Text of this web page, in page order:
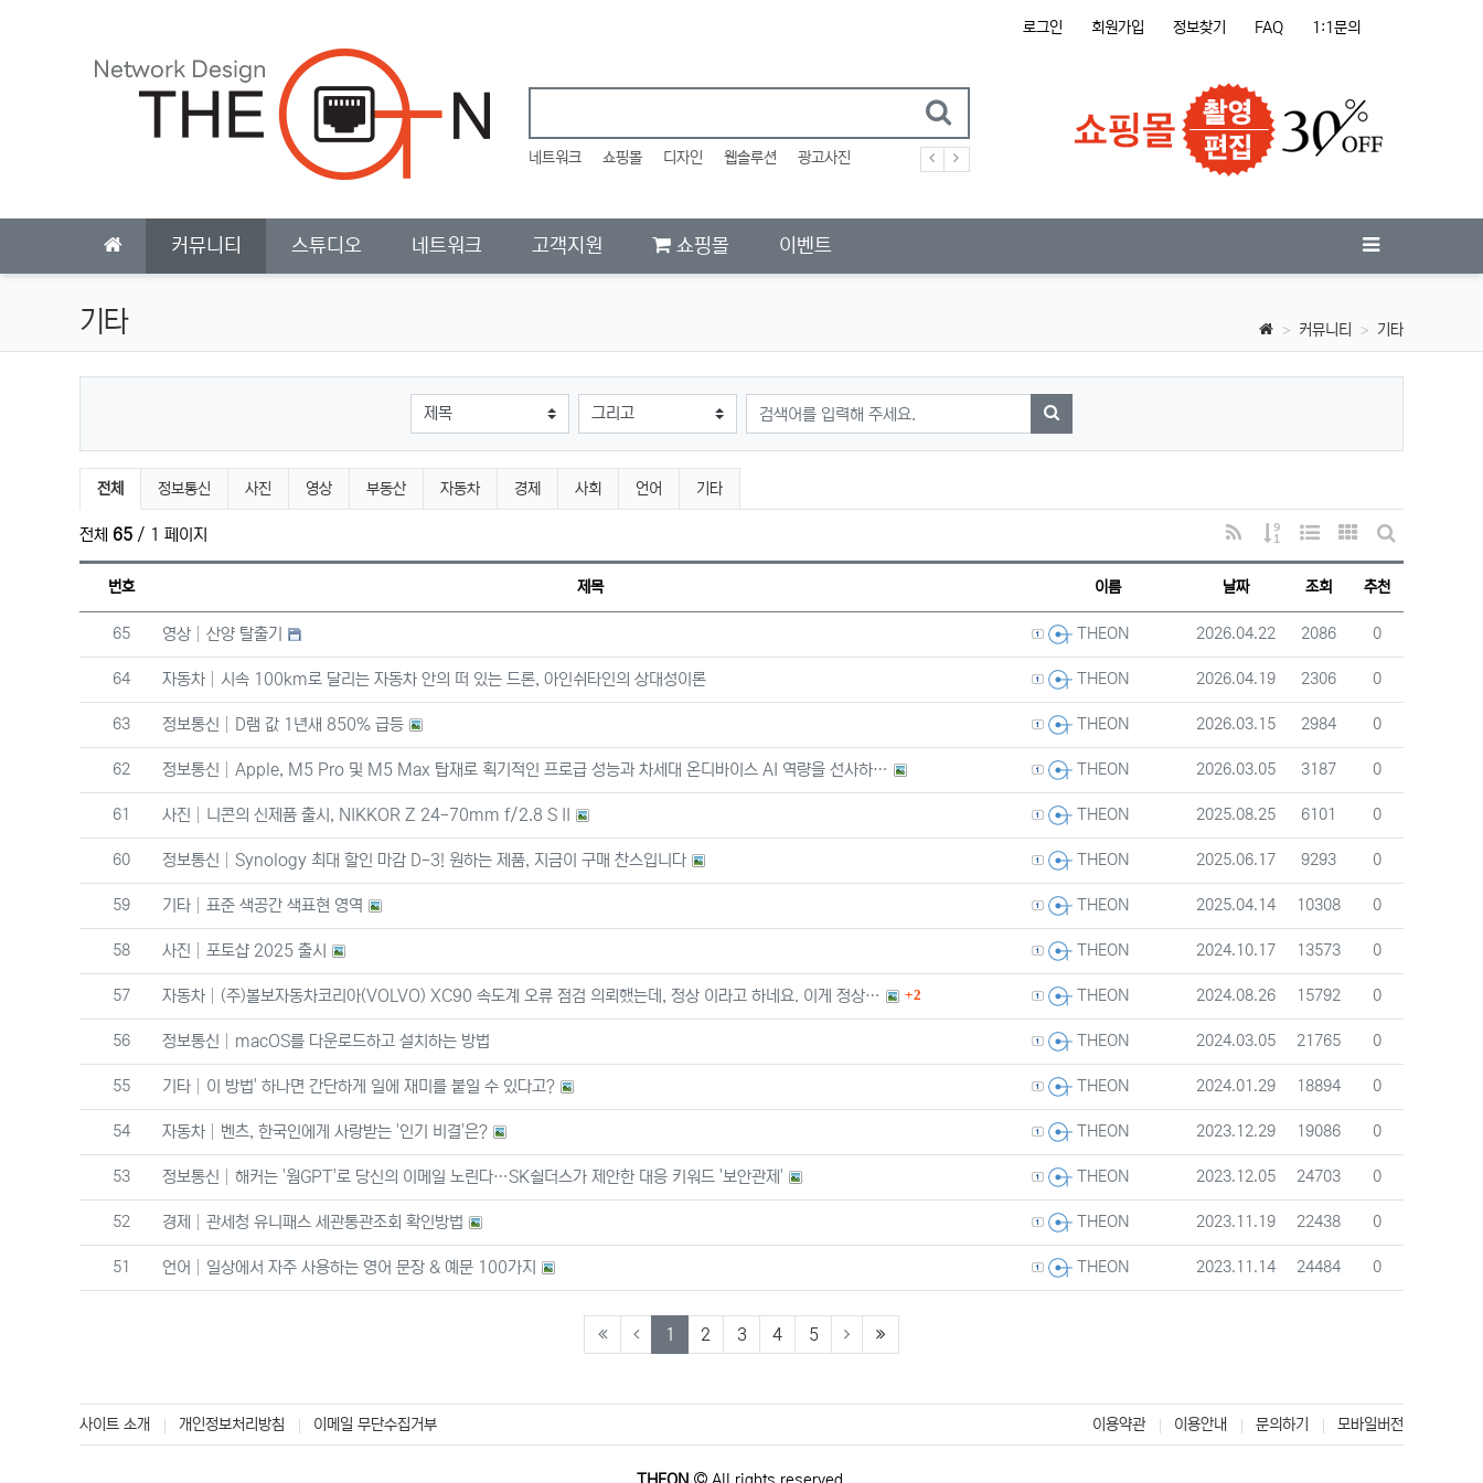
로그인 회원가입 정보찾기 FAQ 1:1문의
네트워크 쇼핑몰 디자인 웹솔루션 광고사진
커뮤니티 스튜디오 네트워크 고객지원 쇼핑몰 이벤트
기타 커뮤니티 기타
검색대상
검색어
검색하기
기타 분류 목록
전체 정보통신 사진 영상 부동산 자동차 경제 사회 언어 기타
전체 65 / 1 페이지 RSS
게시물 정렬
웹진 스타일갤러리 스타일
게시판 검색
번호 제목 이름 날짜 조회 추천
번호
65 영상 산양 탈출기 등록자THEON 등록일
2026.04.22 조회
2086 추천
0
번호
64 자동차 시속 100km로 달리는 자동차 안의 떠 있는 드론, 아인쉬타인의 상대성이론 등록자THEON 등록일
2026.04.19 조회
2306 추천
0
번호
63 정보통신 D램 값 1년새 850% 급등 등록자THEON 등록일
2026.03.15 조회
2984 추천
0
번호
62 정보통신 Apple, M5 Pro 및 M5 Max 탑재로 획기적인 프로급 성능과 차세대 온디바이스 AI 역량을 선사하… 등록자THEON 등록일
2026.03.05 조회
3187 추천
0
번호
61 사진 니콘의 신제품 출시, NIKKOR Z 24-70mm f/2.8 S II 등록자THEON 등록일
2025.08.25 조회
6101 추천
0
번호
60 정보통신 Synology 최대 할인 마감 D-3! 원하는 제품, 지금이 구매 찬스입니다 등록자THEON 등록일
2025.06.17 조회
9293 추천
0
번호
59 기타 표준 색공간 색표현 영역 등록자THEON 등록일
2025.04.14 조회
10308 추천
0
번호
58 사진 포토샵 2025 출시 등록자THEON 등록일
2024.10.17 조회
13573 추천
0
번호
57 자동차 (주)볼보자동차코리아(VOLVO) XC90 속도계 오류 점검 의뢰했는데, 정상 이라고 하네요. 이게 정상… 댓글
2 등록자THEON 등록일
2024.08.26 조회
15792 추천
0
번호
56 정보통신 macOS를 다운로드하고 설치하는 방법 등록자THEON 등록일
2024.03.05 조회
21765 추천
0
번호
55 기타 이 방법' 하나면 간단하게 일에 재미를 붙일 수 있다고? 등록자THEON 등록일
2024.01.29 조회
18894 추천
0
번호
54 자동차 벤츠, 한국인에게 사랑받는 '인기 비결'은? 등록자THEON 등록일
2023.12.29 조회
19086 추천
0
번호
53 정보통신 해커는 '웜GPT'로 당신의 이메일 노린다…SK쉴더스가 제안한 대응 키워드 '보안관제' 등록자THEON 등록일
2023.12.05 조회
24703 추천
0
번호
52 경제 관세청 유니패스 세관통관조회 확인방법 등록자THEON 등록일
2023.11.19 조회
22438 추천
0
번호
51 언어 일상에서 자주 사용하는 영어 문장 & 예문 100가지 등록자THEON 등록일
2023.11.14 조회
24484 추천
0
1 (current)
2 3 4 5 (last)
사이트 소개 개인정보처리방침 이메일 무단수집거부 이용약관 이용안내 문의하기 모바일버전